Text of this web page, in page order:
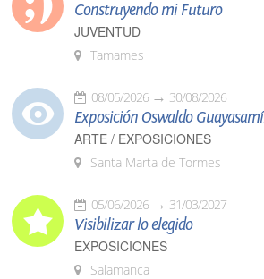
Construyendo mi Futuro
JUVENTUD
Tamames
08/05/2026 30/08/2026
Exposición Oswaldo
ARTE / EXPOSICIONES
Santa Marta de Tormes
05/06/2026 31/03/2027
Visibilizar lo elegido
EXPOSICIONES
Salamanca